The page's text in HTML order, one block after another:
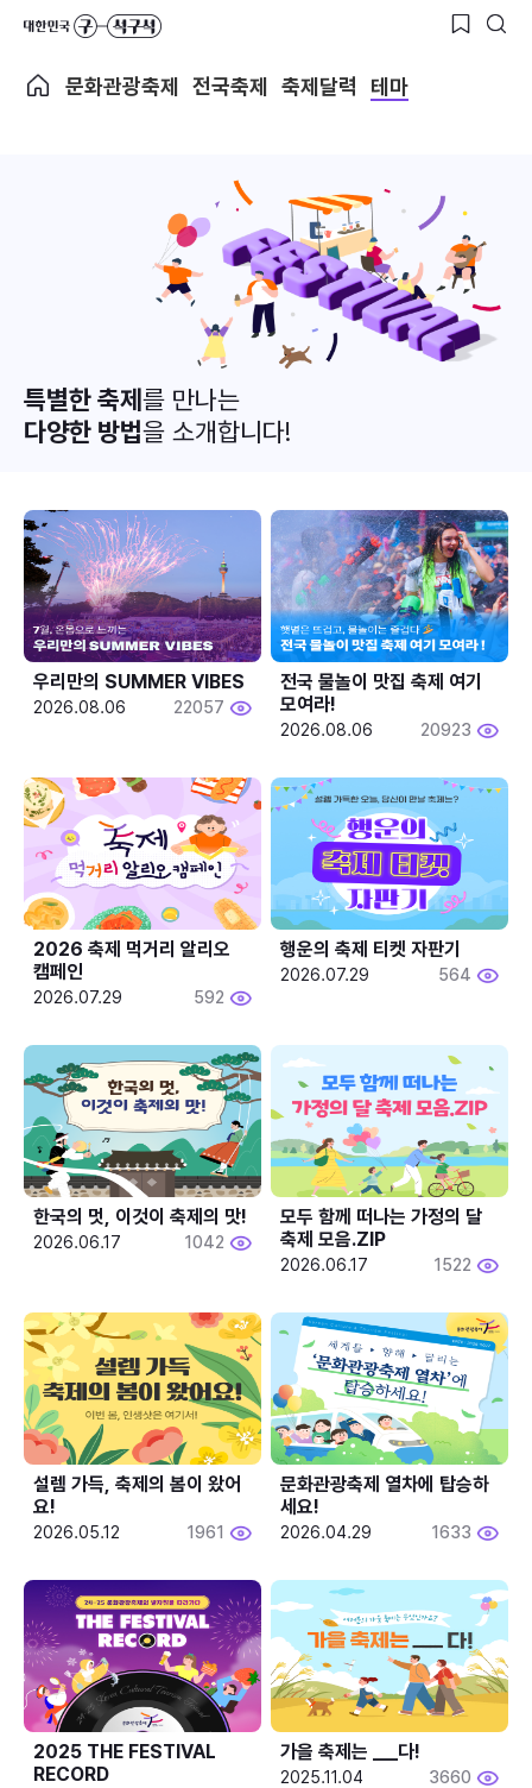
문화관광축제 전국축제 축제달력 테마
특별한 축제를 만나는
다양한 방법을 소개합니다!
우리만의 SUMMER VIBES
2026.08.06 22057
전국 물놀이 맛집 축제 여기
모여라!
2026.08.06 20923
2026 축제 먹거리 알리오
캠페인
2026.07.29 592
행운의 축제 티켓 자판기
2026.07.29 564
한국의 멋, 이것이 축제의 맛!
2026.06.17 1042
모두 함께 떠나는 가정의 달
축제 모음.ZIP
2026.06.17 1522
설렘 가득, 축제의 봄이 왔어
요!
2026.05.12 1961
문화관광축제 열차에 탑승하
세요!
2026.04.29 1633
2025 THE FESTIVAL
RECORD
2025.11.04 3660